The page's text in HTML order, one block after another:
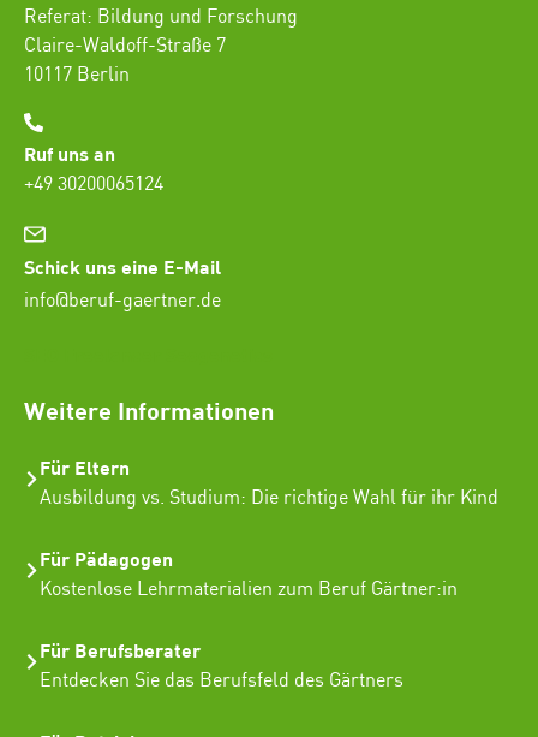
Referat: Bildung und Forschung
Claire-Waldoff-Straße 7
10117 Berlin
Ruf uns an
+49 30200065124
Schick uns eine E-Mail
info@beruf-gaertner.de
Weitere Informationen
Für Eltern
Ausbildung vs. Studium: Die richtige Wahl für ihr Kind
Für Pädagogen
Kostenlose Lehrmaterialien zum Beruf Gärtner:in
Für Berufsberater
Entdecken Sie das Berufsfeld des Gärtners